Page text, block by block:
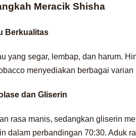
Meracik Shisha
Berkualitas
yang segar, lembap, dan harum.
menyediakan berbagai
dan Gliserin
rasa manis, sedangkan gliserin
dalam perbandingan 70:30. Aduk